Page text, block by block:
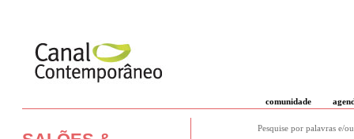
comunidade
Pesquise por palavras e/